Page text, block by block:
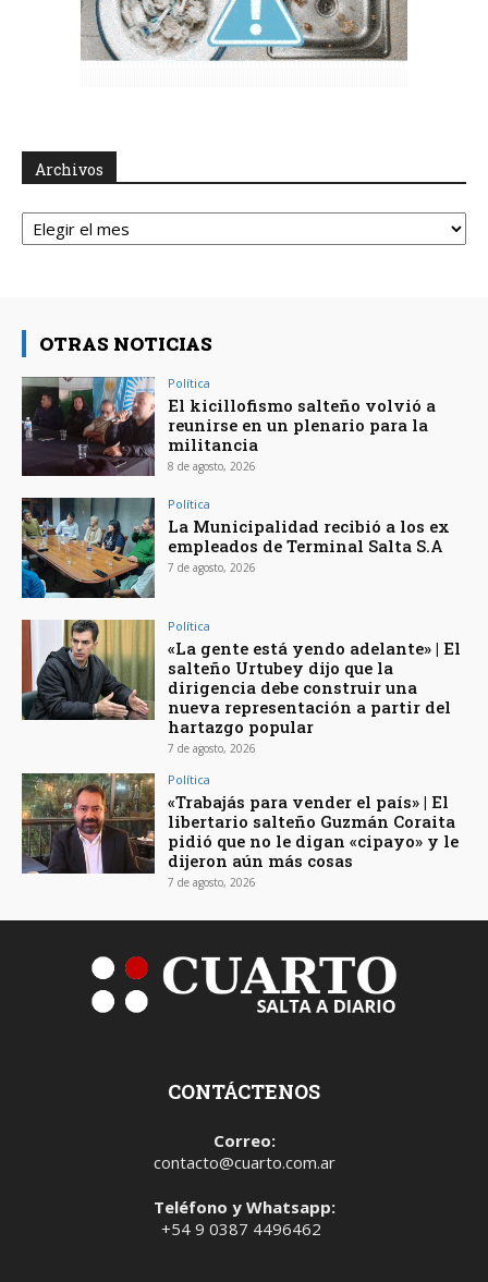
Archivos
Archivos
OTRAS NOTICIAS
Política
El kicillofismo salteño volvió a
reunirse en un plenario para la
militancia
8 de agosto, 2026
Política
La Municipalidad recibió a los ex
empleados de Terminal Salta S.A
7 de agosto, 2026
Política
«La gente está yendo adelante» | El
salteño Urtubey dijo que la
dirigencia debe construir una
nueva representación a partir del
hartazgo popular
7 de agosto, 2026
Política
«Trabajás para vender el país» | El
libertario salteño Guzmán Coraita
pidió que no le digan «cipayo» y le
dijeron aún más cosas
7 de agosto, 2026
CONTÁCTENOS
Correo:
contacto@cuarto.com.ar
Teléfono y Whatsapp:
+54 9 0387 4496462